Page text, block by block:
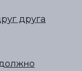
друга